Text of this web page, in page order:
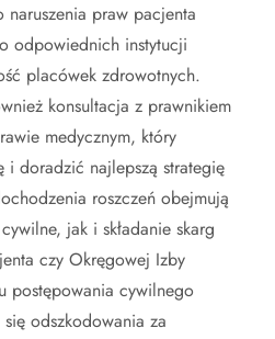
praw pacjenta
odpowiednich instytucji
placówek zdrowotnych.
konsultacja z prawnikiem
medycznym, który
i doradzić najlepszą strategię
roszczeń obejmują
jak i składanie skarg
czy Okręgowej Izby
postępowania cywilnego
odszkodowania za